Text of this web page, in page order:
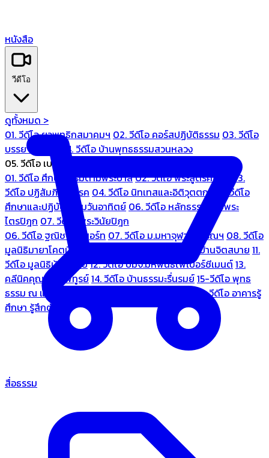
หนังสือ
วีดีโอ
ดูทั้งหมด >
01. วีดีโอ ยุวพุทธิกสมาคมฯ 02. วีดีโอ คอร์สปฏิบัติธรรม 03. วีดีโอ
บรรยายทั่วไป
04. วีดีโอ บ้านพุทธธรรมสวนหลวง
05. วีดีโอ เบนซ์ทองหล่อ
01. วีดีโอ ศึกษาธรรมตามพระบาลี02. วีดีโอ พระสูตรศึกษา
03.
วีดีโอ ปฏิสัมภิทามรรค 04. วีดีโอ นิทเทสและอิติวุตตกะ
05. วีดีโอ
ศึกษาและปฏิบัติธรรมวันอาทิตย์ 06. วีดีโอ หลักธรรมตามพระ
ไตรปิฎก 07. วีดีโอ พระวินัยปิฎก
06. วีดีโอ ฐณิชาฌ์รีสอร์ท 07. วีดีโอ ม.มหาจุฬาลงกรณฯ 08. วีดีโอ
มูลนิธิมายาโคตมี
10. วีดีโอ บ้านจิตสบาย 11.
วีดีโอ มูลนิธิบ้านอารีย์12. วีดีโอ บมจ.มหพันธ์ไฟเบอร์ซีเมนต์13.
คลีนิคคุณหมอไพทูรย์14. วีดีโอ บ้านธรรมะรื่นรมย์15-วีดีโอ พุทธ
ธรรม ณ แดนพุทธภูมิ
19. วีดีโอ อาคารรู้
ศึกษา รู้สึกตัว
สื่อธรรม